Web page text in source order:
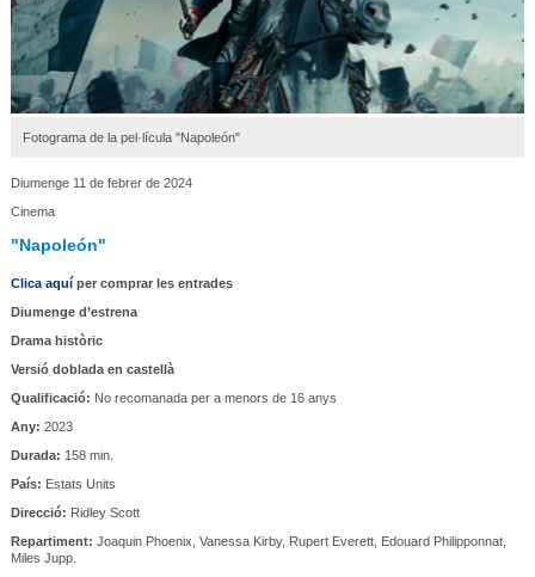
Fotograma de la pel·lícula "Napoleón"
Diumenge 11 de febrer de 2024
Cinema
"Napoleón"
Clica aquíper comprar les entrades
Diumenge d’estrena
Drama històric
Versió doblada en castellà
Qualificació: No recomanada per a menors de 16 anys
Any: 2023
Durada: 158 min.
País: Estats Units
Direcció: Ridley Scott
Repartiment: Joaquin Phoenix, Vanessa Kirby, Rupert Everett, Edouard Philipponnat,
Miles Jupp.